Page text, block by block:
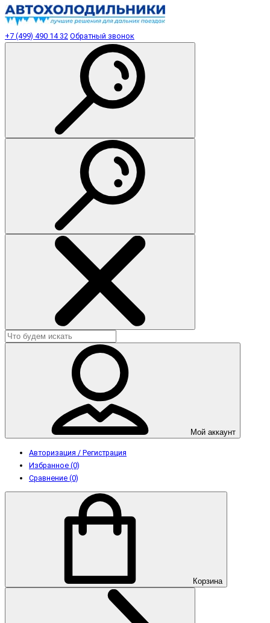
+7 (499) 490 14 32 Обратный звонок
Мой аккаунт
Авторизация / Регистрация
Избранное (0)
Сравнение (0)
Корзина